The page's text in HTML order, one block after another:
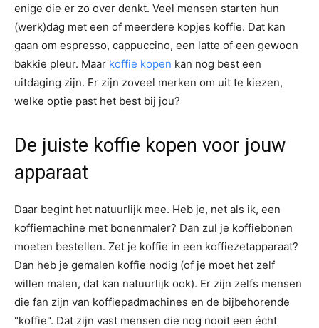
enige die er zo over denkt. Veel mensen starten hun
(werk)dag met een of meerdere kopjes koffie. Dat kan
gaan om espresso, cappuccino, een latte of een gewoon
bakkie pleur. Maar koffie kopen kan nog best een
uitdaging zijn. Er zijn zoveel merken om uit te kiezen,
welke optie past het best bij jou?
De juiste koffie kopen voor jouw
apparaat
Daar begint het natuurlijk mee. Heb je, net als ik, een
koffiemachine met bonenmaler? Dan zul je koffiebonen
moeten bestellen. Zet je koffie in een koffiezetapparaat?
Dan heb je gemalen koffie nodig (of je moet het zelf
willen malen, dat kan natuurlijk ook). Er zijn zelfs mensen
die fan zijn van koffiepadmachines en de bijbehorende
"koffie". Dat zijn vast mensen die nog nooit een écht